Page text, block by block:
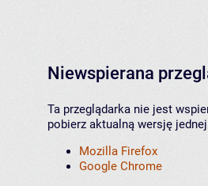
Niewspierana
Ta przeglądarka nie jest
pobierz aktualną wersję
Mozilla Firefox
Google Chrome